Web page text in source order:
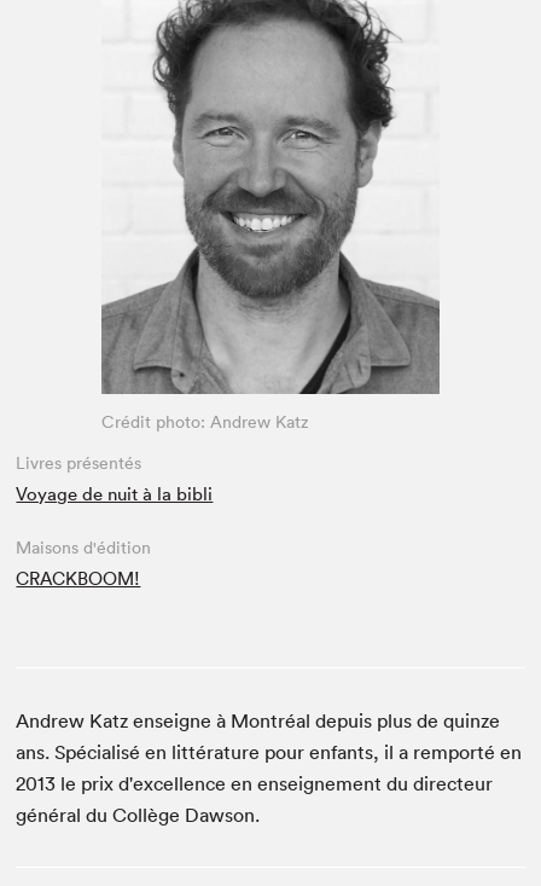
Espace enseignant·e·s
Espace pro
Crédit photo: Andrew Katz
Livres présentés
Voyage de nuit à la bibli
Maisons d'édition
CRACKBOOM!
Andrew Katz enseigne à Montréal depuis plus de quinze
ans. Spécialisé en littérature pour enfants, il a remporté en
2013 le prix d'excellence en enseignement du directeur
général du Collège Dawson.